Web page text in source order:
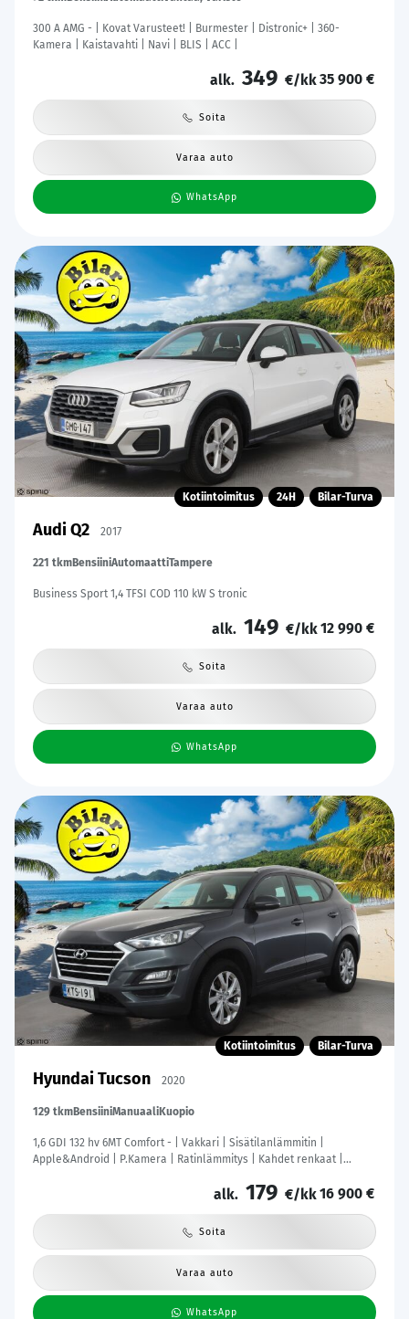
300 A AMG - | Kovat Varusteet! | Burmester | Distronic+ | 360-
Kamera | Kaistavahti | Navi | BLIS | ACC |
alk. 349 €/kk35 900 €
Soita
Varaa auto
WhatsApp
Kotiintoimitus 24H Bilar-Turva
Audi Q2 2017
221 tkmBensiiniAutomaattiTampere
Business Sport 1,4 TFSI COD 110 kW S tronic
alk. 149 €/kk12 990 €
Soita
Varaa auto
WhatsApp
Kotiintoimitus Bilar-Turva
Hyundai Tucson 2020
129 tkmBensiiniManuaali Kuopio
1,6 GDI 132 hv 6MT Comfort - | Vakkari | Sisätilanlämmitin |
Apple&Android | P.Kamera | Ratinlämmitys | Kahdet renkaat |
alk. 179 €/kk16 900 €
Soita
Varaa auto
WhatsApp